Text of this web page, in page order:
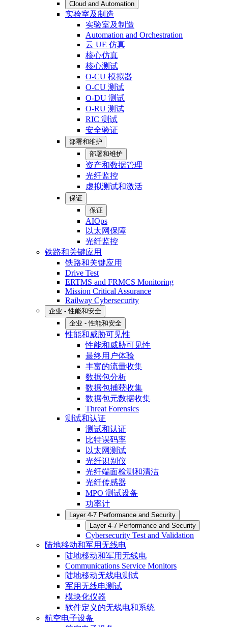
Cloud and Automation
实验室及制造
实验室及制造
Automation and Orchestration
云 UE 仿真
核心仿真
核心测试
O-CU 模拟器
O-CU 测试
O-DU 测试
O-RU 测试
RIC 测试
安全验证
部署和维护
部署和维护
资产和数据管理
光纤监控
虚拟测试和激活
保证
保证
AIOps
以太网保障
光纤监控
铁路和关键应用
铁路和关键应用
Drive Test
ERTMS and FRMCS Monitoring
Mission Critical Assurance
Railway Cybersecurity
企业 - 性能和安全
企业 - 性能和安全
性能和威胁可见性
性能和威胁可见性
最终用户体验
丰富的流量收集
数据包分析
数据包捕获收集
数据包元数据收集
Threat Forensics
测试和认证
测试和认证
比特误码率
以太网测试
光纤识别仪
光纤端面检测和清洁
光纤传感器
MPO 测试设备
功率计
Layer 4-7 Performance and Security
Layer 4-7 Performance and Security
Cybersecurity Test and Validation
陆地移动和军用无线电
陆地移动和军用无线电
Communications Service Monitors
陆地移动无线电测试
军用无线电测试
模块化仪器
软件定义的无线电和系统
航空电子设备